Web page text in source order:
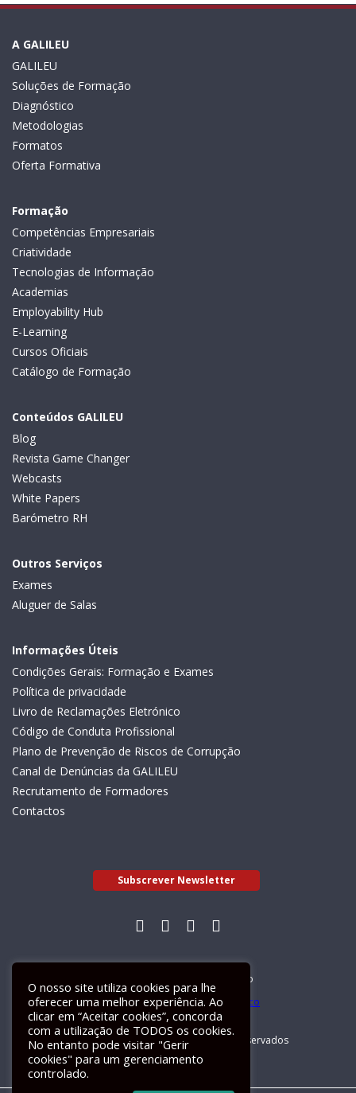
A GALILEU
GALILEU
Soluções de Formação
Diagnóstico
Metodologias
Formatos
Oferta Formativa
Formação
Competências Empresariais
Criatividade
Tecnologias de Informação
Academias
Employability Hub
E-Learning
Cursos Oficiais
Catálogo de Formação
Conteúdos GALILEU
Blog
Revista Game Changer
Webcasts
White Papers
Barómetro RH
Outros Serviços
Exames
Aluguer de Salas
Informações Úteis
Condições Gerais: Formação e Exames
Política de privacidade
Livro de Reclamações Eletrónico
Código de Conduta Profissional
Plano de Prevenção de Riscos de Corrupção
Canal de Denúncias da GALILEU
Recrutamento de Formadores
Contactos
Subscrever Newsletter
Livro de Reclamações Electrónico
GALILEU 2026 © Todos os direitos reservados
O nosso site utiliza cookies para lhe
oferecer uma melhor experiência. Ao
clicar em “Aceitar cookies”, concorda
com a utilização de TODOS os cookies.
No entanto pode visitar "Gerir
cookies" para um gerenciamento
controlado.